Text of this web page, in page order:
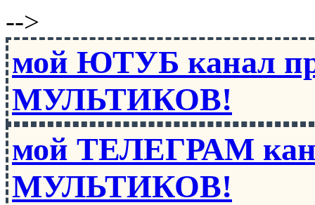
-->
мой ЮТУБ канал
МУЛЬТИКОВ!
мой ТЕЛЕГРАМ
МУЛЬТИКОВ!